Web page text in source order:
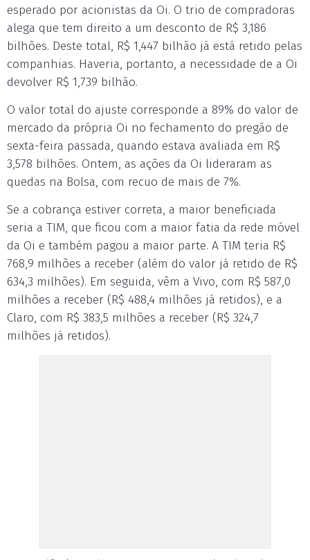
esperado por acionistas da Oi. O trio de compradoras
alega que tem direito a um desconto de R$ 3,186
bilhões. Deste total, R$ 1,447 bilhão já está retido pelas
companhias. Haveria, portanto, a necessidade de a Oi
devolver R$ 1,739 bilhão.
O valor total do ajuste corresponde a 89% do valor de
mercado da própria Oi no fechamento do pregão de
sexta-feira passada, quando estava avaliada em R$
3,578 bilhões. Ontem, as ações da Oi lideraram as
quedas na Bolsa, com recuo de mais de 7%.
Se a cobrança estiver correta, a maior beneficiada
seria a TIM, que ficou com a maior fatia da rede móvel
da Oi e também pagou a maior parte. A TIM teria R$
768,9 milhões a receber (além do valor já retido de R$
634,3 milhões). Em seguida, vêm a Vivo, com R$ 587,0
milhões a receber (R$ 488,4 milhões já retidos), e a
Claro, com R$ 383,5 milhões a receber (R$ 324,7
milhões já retidos).